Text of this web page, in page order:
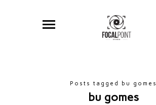
Posts tagged bu gomes
bu gomes